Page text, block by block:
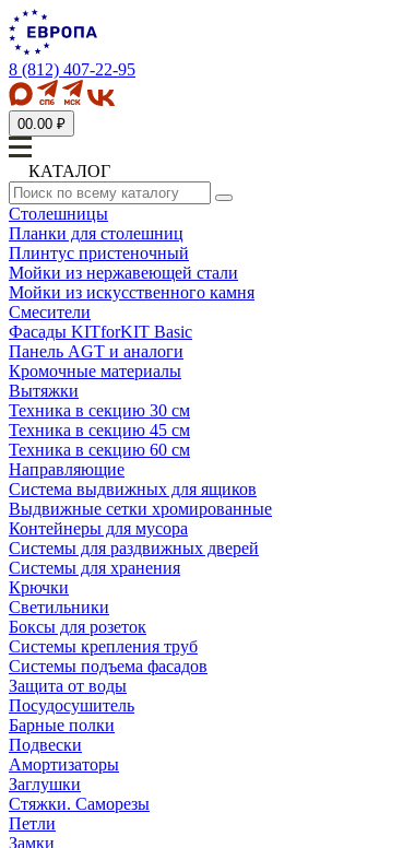
8 (812) 407-22-95
00.00 ₽
КАТАЛОГ
Столешницы
Планки для столешниц
Плинтус пристеночный
Мойки из нержавеющей стали
Мойки из искусственного камня
Смесители
Фасады KITforKIT Basic
Панель AGT и аналоги
Кромочные материалы
Вытяжки
Техника в секцию 30 см
Техника в секцию 45 см
Техника в секцию 60 см
Направляющие
Система выдвижных для ящиков
Выдвижные сетки хромированные
Контейнеры для мусора
Системы для раздвижных дверей
Системы для хранения
Крючки
Светильники
Боксы для розеток
Системы крепления труб
Системы подъема фасадов
Защита от воды
Посудосушитель
Барные полки
Подвески
Амортизаторы
Заглушки
Стяжки. Саморезы
Петли
Замки